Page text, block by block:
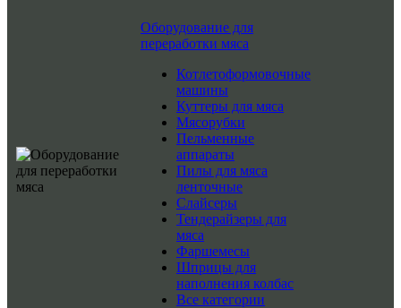
Оборудование для
переработки мяса
Котлетоформовочные
машины
Куттеры для мяса
Мясорубки
Пельменные
аппараты
Пилы для мяса
ленточные
Слайсеры
Тендерайзеры для
мяса
Фаршемесы
Шприцы для
наполнения колбас
Все категории